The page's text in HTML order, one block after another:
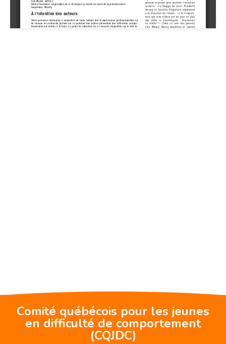
Comité québécois pour les jeunes
en difficulté de comportement
(CQJDC)